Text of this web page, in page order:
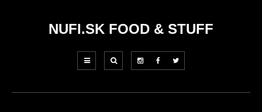
NUFI.SK FOOD & STUFF